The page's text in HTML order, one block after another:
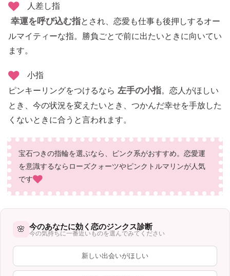
人差し指
幸運を呼び込む指とされ、恋愛も仕事も後押しするオー
ルマイティーな指。勝負ごとで前に出たいときに向いてい
ます。
小指
ピンキーリングをつけるなら 左手の小指。恋人がほしい
とき、今の状況を変えたいとき、つかんだ幸せを手放した
くないときに合うと言われます。
宝石つきの指輪を選ぶなら、ピンク系がおすすめ。恋愛運
を意識するならローズクォーツやピンクトルマリンが人気
です
🌸 今のあなたに効く恋のジンクス診断
今の気持ちに一番近いものを選んでみてください
新しい出会いがほしい